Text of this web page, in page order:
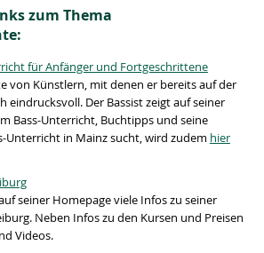
zum Thema
für Anfänger und Fortgeschrittene
von Künstlern, mit denen er bereits auf der
eindrucksvoll. Der Bassist zeigt auf seiner
Bass-Unterricht, Buchtipps und seine
Unterricht in Mainz sucht, wird zudem hier
seiner Homepage viele Infos zu seiner
Neben Infos zu den Kursen und Preisen
Videos.